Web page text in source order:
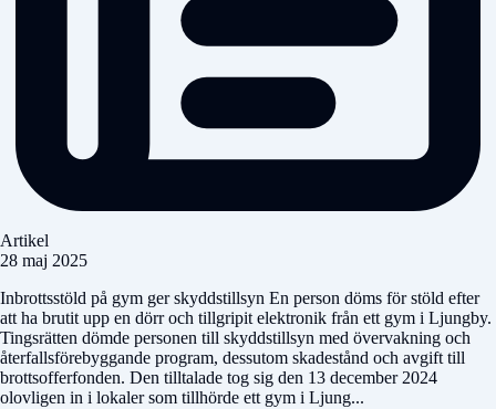
Artikel
28 maj 2025
Inbrottsstöld på gym ger skyddstillsyn En person döms för stöld efter
att ha brutit upp en dörr och tillgripit elektronik från ett gym i Ljungby.
Tingsrätten dömde personen till skyddstillsyn med övervakning och
återfallsförebyggande program, dessutom skadestånd och avgift till
brottsofferfonden. Den tilltalade tog sig den 13 december 2024
olovligen in i lokaler som tillhörde ett gym i Ljung...